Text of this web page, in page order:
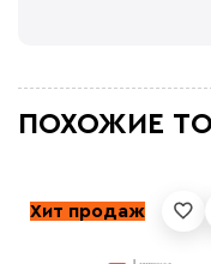
ПОХОЖИЕ
Хит продаж